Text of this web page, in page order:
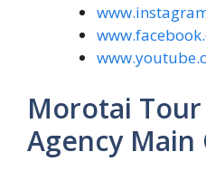
Morotai
Agency Main